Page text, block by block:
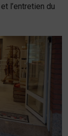
l’entretien du